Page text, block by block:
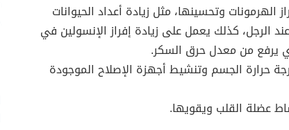
الهرمونات وتحسينها، مثل زيادة أعداد الحيوانات
الرجل، كذلك يعمل على زيادة إفراز الإنسولين في
يرفع من معدل حرق السكر.
حرارة الجسم وتنشيط أجهزة الإصلاح الموجودة
عضلة القلب ويقويها.